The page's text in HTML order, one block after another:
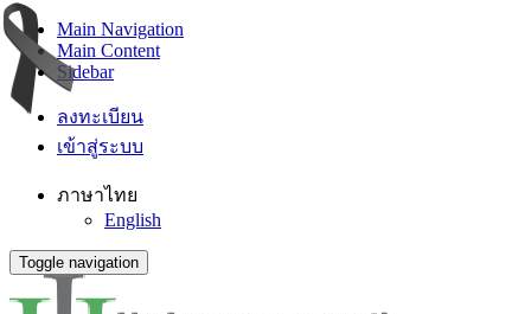
Main Navigation
Main Content
Sidebar
ลงทะเบียน
เข้าสู่ระบบ
ภาษาไทย
English
Toggle navigation